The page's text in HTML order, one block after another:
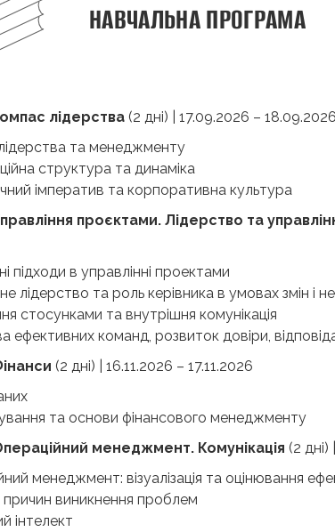
НАВЧАЛЬНА ПРОГРАМА
лідерства(2 дні) | 17.09.2026 – 18.09.2026
та менеджменту
структура та динаміка
імператив та корпоративна культура
проєктами. Лідерство та
підходи в управлінні проектами
лідерство та роль керівника в умовах змін і
стосунками та внутрішня комунікація
ефективних команд, розвиток довіри,
(2 дні) | 16.11.2026 – 17.11.2026
та основи фінансового менеджменту
менеджмент. Комунікація (2
менеджмент: візуалізація та оцінювання
причин виникнення проблем
інтелект